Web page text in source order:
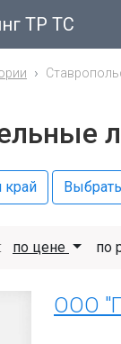
ТР ТС
край
по цене по
ООО